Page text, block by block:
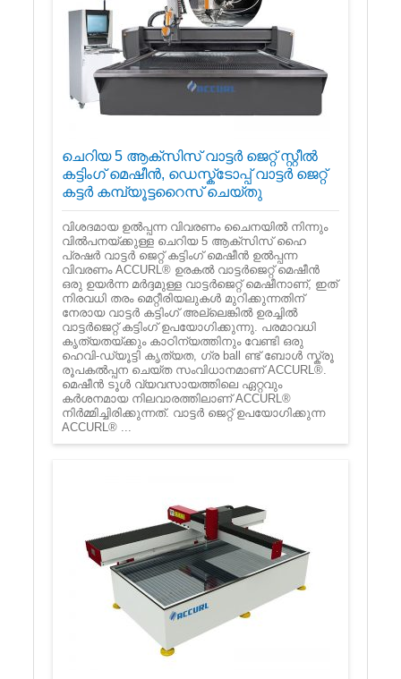
ചെറിയ 5 ആക്സിസ് വാട്ടർ ജെറ്റ് സ്റ്റീൽ
കട്ടിംഗ് മെഷീൻ, ഡെസ്ക്ടോപ്പ് വാട്ടർ ജെറ്റ്
കട്ടർ കമ്പ്യൂട്ടറൈസ് ചെയ്തു
വിശദമായ ഉൽ‌പ്പന്ന വിവരണം ചൈനയിൽ‌ നിന്നും
വിൽ‌പനയ്‌ക്കുള്ള ചെറിയ 5 ആക്സിസ് ഹൈ
പ്രഷർ‌ വാട്ടർ‌ ജെറ്റ് കട്ടിംഗ് മെഷീൻ‌ ഉൽ‌പ്പന്ന
വിവരണം ACCURL® ഉരകൽ‌ വാട്ടർ‌ജെറ്റ് മെഷീൻ‌
ഒരു ഉയർന്ന മർദ്ദമുള്ള വാട്ടർ‌ജെറ്റ് മെഷീനാണ്, ഇത്
നിരവധി തരം മെറ്റീരിയലുകൾ‌ മുറിക്കുന്നതിന്
നേരായ വാട്ടർ‌ കട്ടിംഗ് അല്ലെങ്കിൽ‌ ഉരച്ചിൽ‌
വാട്ടർ‌ജെറ്റ് കട്ടിംഗ് ഉപയോഗിക്കുന്നു. പരമാവധി
കൃത്യതയ്ക്കും കാഠിന്യത്തിനും വേണ്ടി ഒരു
ഹെവി-ഡ്യൂട്ടി കൃത്യത, ഗ്ര ball ണ്ട് ബോൾ സ്ക്രൂ
രൂപകൽപ്പന ചെയ്ത സംവിധാനമാണ് ACCURL®.
മെഷീൻ ടൂൾ വ്യവസായത്തിലെ ഏറ്റവും
കർശനമായ നിലവാരത്തിലാണ് ACCURL®
നിർമ്മിച്ചിരിക്കുന്നത്. വാട്ടർ ജെറ്റ് ഉപയോഗിക്കുന്ന
ACCURL® ...